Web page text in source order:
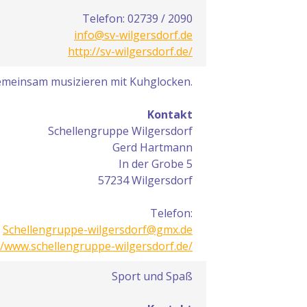
Telefon: 02739 / 2090
info@sv-wilgersdorf.de
http://sv-wilgersdorf.de/
musizieren mit Kuhglocken.
Kontakt
Schellengruppe Wilgersdorf
Gerd Hartmann
In der Grobe 5
57234 Wilgersdorf
Telefon:
Schellengruppe-wilgersdorf@gmx.de
wilgersdorf.de/
Sport und Spaß